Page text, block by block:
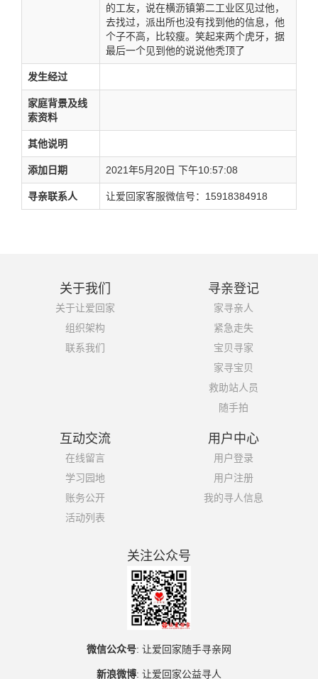
的工友，说在横沥镇第二工业区见过他，
去找过，派出所也没有找到他的信息，他
个子不高，比较瘦。笑起来两个虎牙，据
最后一个见到他的说说他秃顶了
发生经过
家庭背景及线
索资料
其他说明
添加日期 2021年5月20日 下午10:57:08
寻亲联系人 让爱回家客服微信号：15918384918
关于我们
关于让爱回家
组织架构
联系我们
寻亲登记
家寻亲人
紧急走失
宝贝寻家
家寻宝贝
救助站人员
随手拍
互动交流
在线留言
学习园地
账务公开
活动列表
用户中心
用户登录
用户注册
我的寻人信息
关注公众号
微信公众号: 让爱回家随手寻亲网
新浪微博: 让爱回家公益寻人